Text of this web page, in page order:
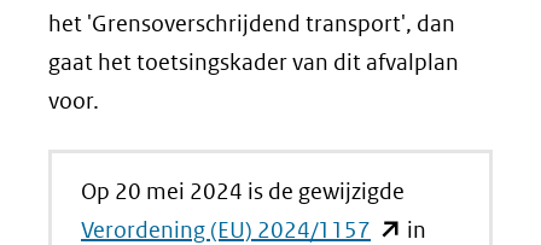
het 'Grensoverschrijdend transport', dan
gaat het toetsingskader van dit afvalplan
voor.
Op 20 mei 2024 is de gewijzigde
Verordening (EU) 2024/1157 (opent
in